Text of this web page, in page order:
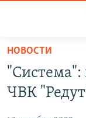
доступа
Вернуться
основному
ПРОГРАММЫ
ПОДКАСТЫ
АВТОРСКИЕ
НОВОСТИ
"Система":
ЧВК